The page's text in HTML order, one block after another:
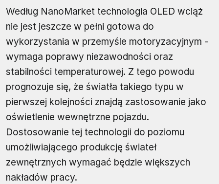
Według NanoMarket technologia OLED wciąż
nie jest jeszcze w pełni gotowa do
wykorzystania w przemyśle motoryzacyjnym -
wymaga poprawy niezawodności oraz
stabilności temperaturowej. Z tego powodu
prognozuje się, że światła takiego typu w
pierwszej kolejności znajdą zastosowanie jako
oświetlenie wewnętrzne pojazdu.
Dostosowanie tej technologii do poziomu
umożliwiającego produkcję świateł
zewnętrznych wymagać będzie większych
nakładów pracy.